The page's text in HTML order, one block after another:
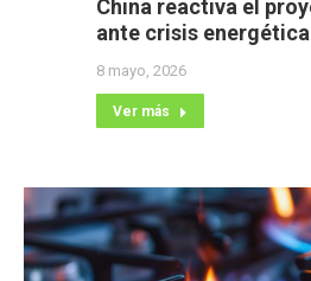
China reactiva el
ante crisis energética
8 mayo, 2026
Ver más